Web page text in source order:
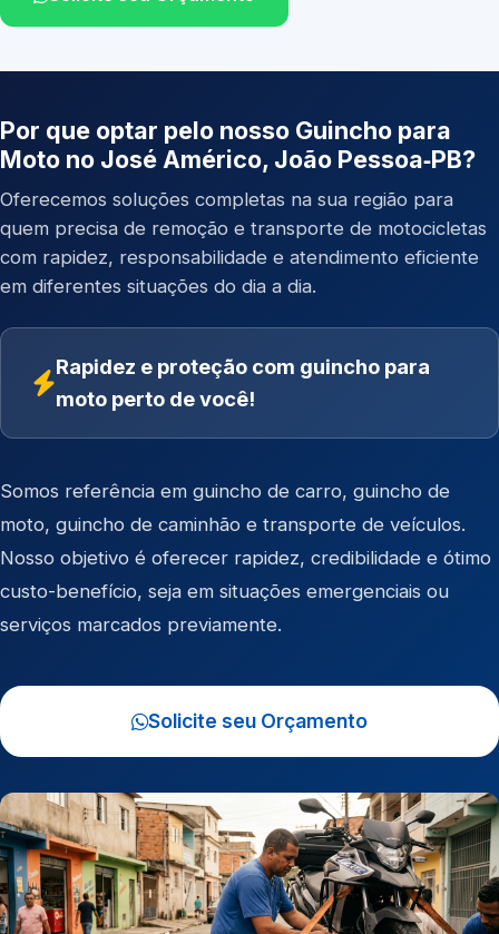
Por que optar pelo nosso Guincho para
Moto no José Américo, João Pessoa‑PB?
Oferecemos soluções completas na sua região para
quem precisa de remoção e transporte de motocicletas
com rapidez, responsabilidade e atendimento eficiente
em diferentes situações do dia a dia.
Rapidez e proteção com guincho para
moto perto de você!
Somos referência em guincho de carro, guincho de
moto, guincho de caminhão e transporte de veículos.
Nosso objetivo é oferecer rapidez, credibilidade e ótimo
custo-benefício, seja em situações emergenciais ou
serviços marcados previamente.
Solicite seu Orçamento